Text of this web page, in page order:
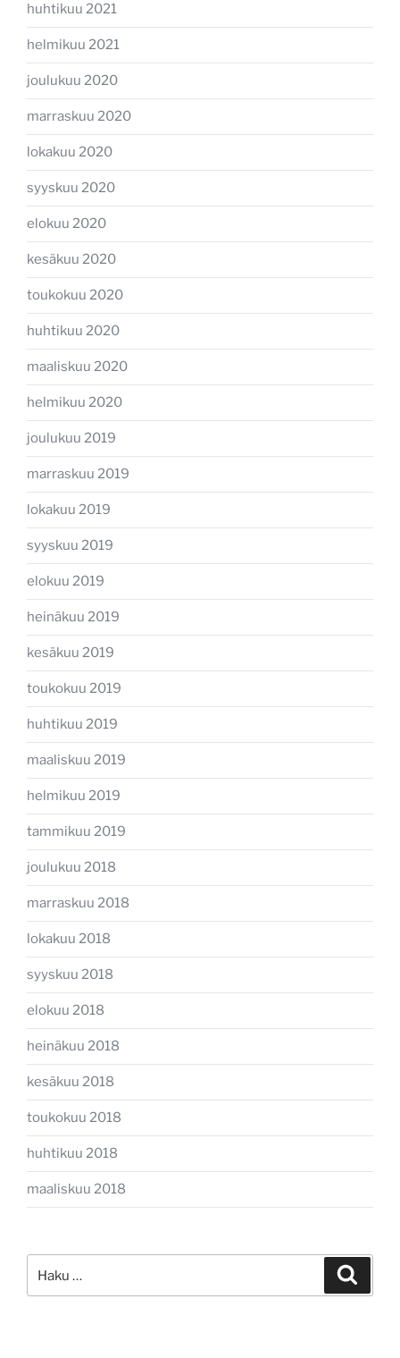
huhtikuu 2021
helmikuu 2021
joulukuu 2020
marraskuu 2020
lokakuu 2020
syyskuu 2020
elokuu 2020
kesäkuu 2020
toukokuu 2020
huhtikuu 2020
maaliskuu 2020
helmikuu 2020
joulukuu 2019
marraskuu 2019
lokakuu 2019
syyskuu 2019
elokuu 2019
heinäkuu 2019
kesäkuu 2019
toukokuu 2019
huhtikuu 2019
maaliskuu 2019
helmikuu 2019
tammikuu 2019
joulukuu 2018
marraskuu 2018
lokakuu 2018
syyskuu 2018
elokuu 2018
heinäkuu 2018
kesäkuu 2018
toukokuu 2018
huhtikuu 2018
maaliskuu 2018